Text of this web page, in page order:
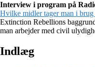
Interview i program på
Hvilke midler tager man i
Extinction Rebellions
man arbejder med civil
Indlæg